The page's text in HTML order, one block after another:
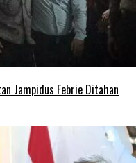
Jampidus Febrie Ditahan